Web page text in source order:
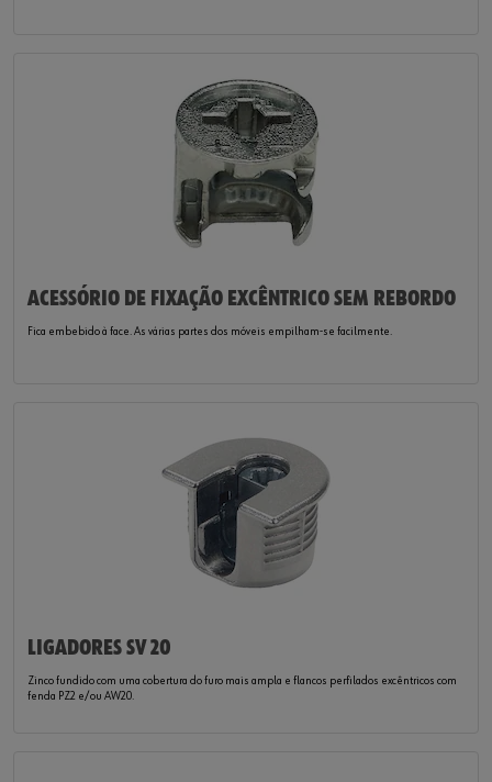
ACESSÓRIO DE FIXAÇÃO EXCÊNTRICO SEM REBORDO
Fica embebido à face. As várias partes dos móveis empilham-se facilmente.
LIGADORES SV 20
Zinco fundido com uma cobertura do furo mais ampla e flancos perfilados excêntricos com
fenda PZ2 e/ou AW20.